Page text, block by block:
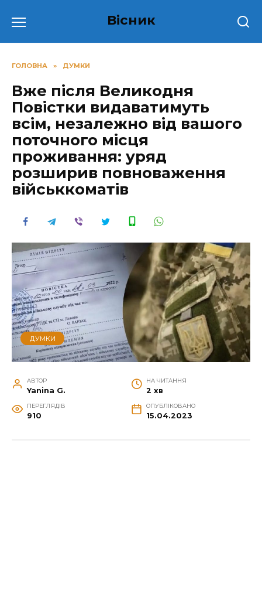
до
Вісник
ГОЛОВНА » ДУМКИ
Вже після Великодня
Повістки видаватимуть
всім, незалежно від вашого
поточного місця
проживання: уряд
розширив повноваження
військкоматів
ДУМКИ
АВТОР
Yanina G.
НА ЧИТАННЯ
2 хв
ПЕРЕГЛЯДІВ
910
ОПУБЛІКОВАНО
15.04.2023